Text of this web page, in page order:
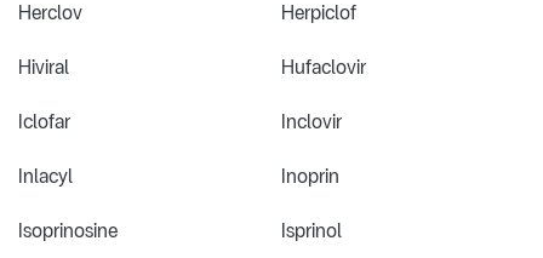
Herclov Herpiclof
Hiviral Hufaclovir
Iclofar Inclovir
Inlacyl Inoprin
Isoprinosine Isprinol